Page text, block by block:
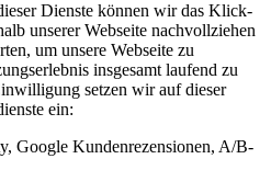
Dienste können wir das Klick-
unserer Webseite nachvollziehen
um unsere Webseite zu
insgesamt laufend zu
setzen wir auf dieser
ein:
Google Kundenrezensionen, A/B-